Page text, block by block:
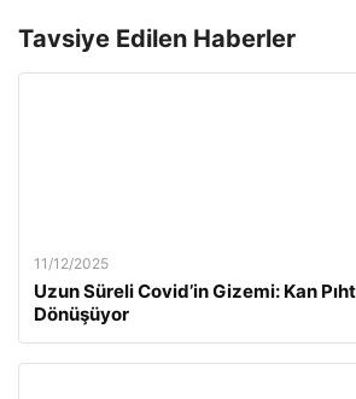
Tavsiye Edilen Haberler
11/12/2025
Uzun Süreli Covid’in Gizemi: Kan
Dönüşüyor